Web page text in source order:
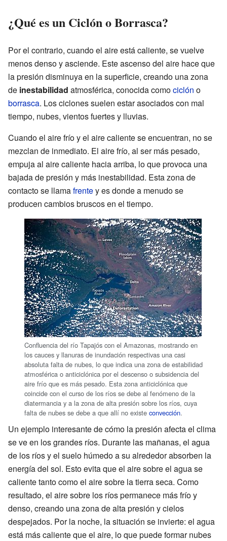
¿Qué es un Ciclón o Borrasca?
Por el contrario, cuando el aire está caliente, se vuelve
menos denso y asciende. Este ascenso del aire hace que
la presión disminuya en la superficie, creando una zona
de inestabilidad atmosférica, conocida comociclón o
borrasca. Los ciclones suelen estar asociados con mal
tiempo, nubes, vientos fuertes y lluvias.
Cuando el aire frío y el aire caliente se encuentran, no se
mezclan de inmediato. El aire frío, al ser más pesado,
empuja al aire caliente hacia arriba, lo que provoca una
bajada de presión y más inestabilidad. Esta zona de
contacto se llamafrentey es donde a menudo se
producen cambios bruscos en el tiempo.
Confluencia del río Tapajós con el Amazonas, mostrando en
los cauces y llanuras de inundación respectivas una casi
absoluta falta de nubes, lo que indica una zona de estabilidad
atmosférica o anticiclónica por el descenso o subsidencia del
aire frío que es más pesado. Esta zona anticiclónica que
coincide con el curso de los ríos se debe al fenómeno de la
diatermancia y a la zona de alta presión sobre los ríos, cuya
falta de nubes se debe a que allí no existe convección.
Un ejemplo interesante de cómo la presión afecta el clima
se ve en los grandes ríos. Durante las mañanas, el agua
de los ríos y el suelo húmedo a su alrededor absorben la
energía del sol. Esto evita que el aire sobre el agua se
caliente tanto como el aire sobre la tierra seca. Como
resultado, el aire sobre los ríos permanece más frío y
denso, creando una zona de alta presión y cielos
despejados. Por la noche, la situación se invierte: el agua
está más caliente que el aire, lo que puede formar nubes